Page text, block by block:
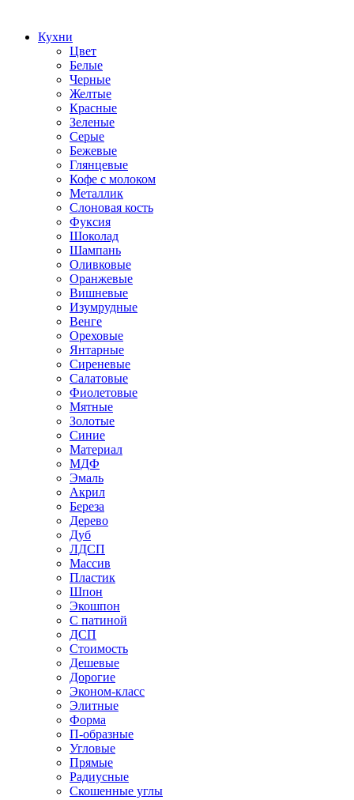
Кухни
Цвет
Белые
Черные
Желтые
Красные
Зеленые
Серые
Бежевые
Глянцевые
Кофе с молоком
Металлик
Слоновая кость
Фуксия
Шоколад
Шампань
Оливковые
Оранжевые
Вишневые
Изумрудные
Венге
Ореховые
Янтарные
Сиреневые
Салатовые
Фиолетовые
Мятные
Золотые
Синие
Материал
МДФ
Эмаль
Акрил
Береза
Дерево
Дуб
ЛДСП
Массив
Пластик
Шпон
Экошпон
С патиной
ДСП
Стоимость
Дешевые
Дорогие
Эконом-класс
Элитные
Форма
П-образные
Угловые
Прямые
Радиусные
Скошенные углы